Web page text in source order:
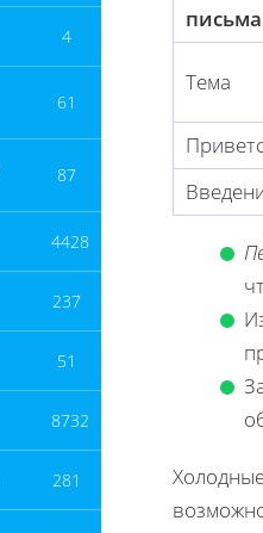
4
61
87
4428
237
51
8732
281
письма
Тема